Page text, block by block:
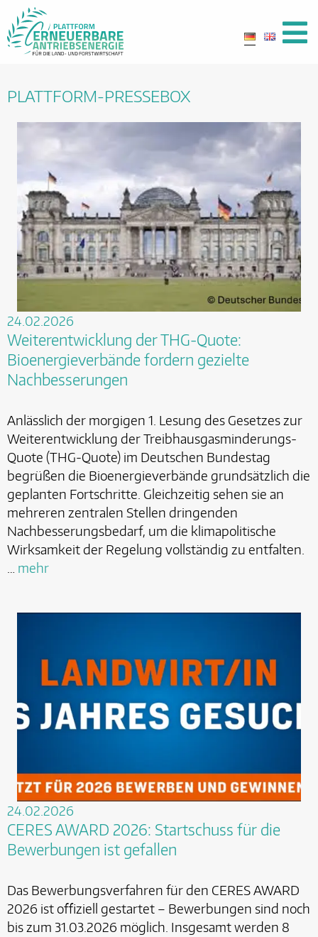
PLATTFORM-PRESSEBOX
24.02.2026
Weiterentwicklung der THG-Quote:
Bioenergieverbände fordern gezielte
Nachbesserungen
Anlässlich der morgigen 1. Lesung des Gesetzes zur
Weiterentwicklung der Treibhausgasminderungs-
Quote (THG-Quote) im Deutschen Bundestag
begrüßen die Bioenergieverbände grundsätzlich die
geplanten Fortschritte. Gleichzeitig sehen sie an
mehreren zentralen Stellen dringenden
Nachbesserungsbedarf, um die klimapolitische
Wirksamkeit der Regelung vollständig zu entfalten.
mehr
24.02.2026
CERES AWARD 2026: Startschuss für die
Bewerbungen ist gefallen
Das Bewerbungsverfahren für den CERES AWARD
2026 ist offiziell gestartet – Bewerbungen sind noch
bis zum 31.03.2026 möglich. Insgesamt werden 8